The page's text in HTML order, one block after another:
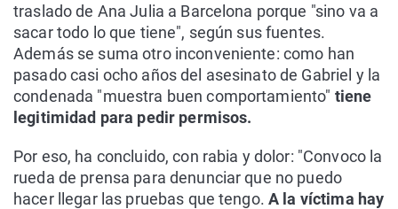
traslado de Ana Julia a Barcelona porque "sino va a
sacar todo lo que tiene", según sus fuentes.
Además se suma otro inconveniente: como han
pasado casi ocho años del asesinato de Gabriel y la
condenada "muestra buen comportamiento" tiene
legitimidad para pedir permisos.
Por eso, ha concluido, con rabia y dolor: "Convoco la
rueda de prensa para denunciar que no puedo
hacer llegar las pruebas que tengo.A la víctima hay